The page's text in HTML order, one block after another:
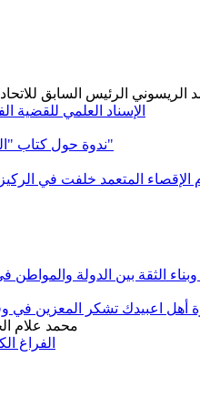
الإسناد العلمي للقضية
ندوة حول كتاب "العدالة الاجتماعية في الإسلام"
المتعمد خلفت في الركيز
الثقة بين الدولة
أهل اعبيدك تشكر المعزين في
الفراغ